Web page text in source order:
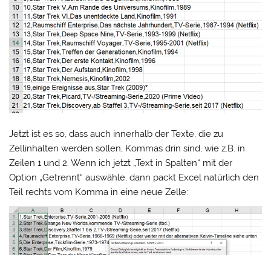
Jetzt ist es so, dass auch innerhalb der Texte, die zu
Zellinhalten werden sollen, Kommas drin sind, wie z.B. in
Zeilen 1 und 2. Wenn ich jetzt „Text in Spalten“ mit der
Option „Getrennt“ auswähle, dann packt Excel natürlich den
Teil rechts vom Komma in eine neue Zelle: